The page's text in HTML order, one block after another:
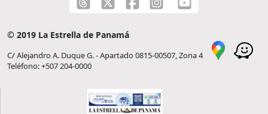
© 2019 La Estrella de Panamá
C/ Alejandro A. Duque G. - Apartado 0815-00507, Zona 4
Teléfono: +507 204-0000